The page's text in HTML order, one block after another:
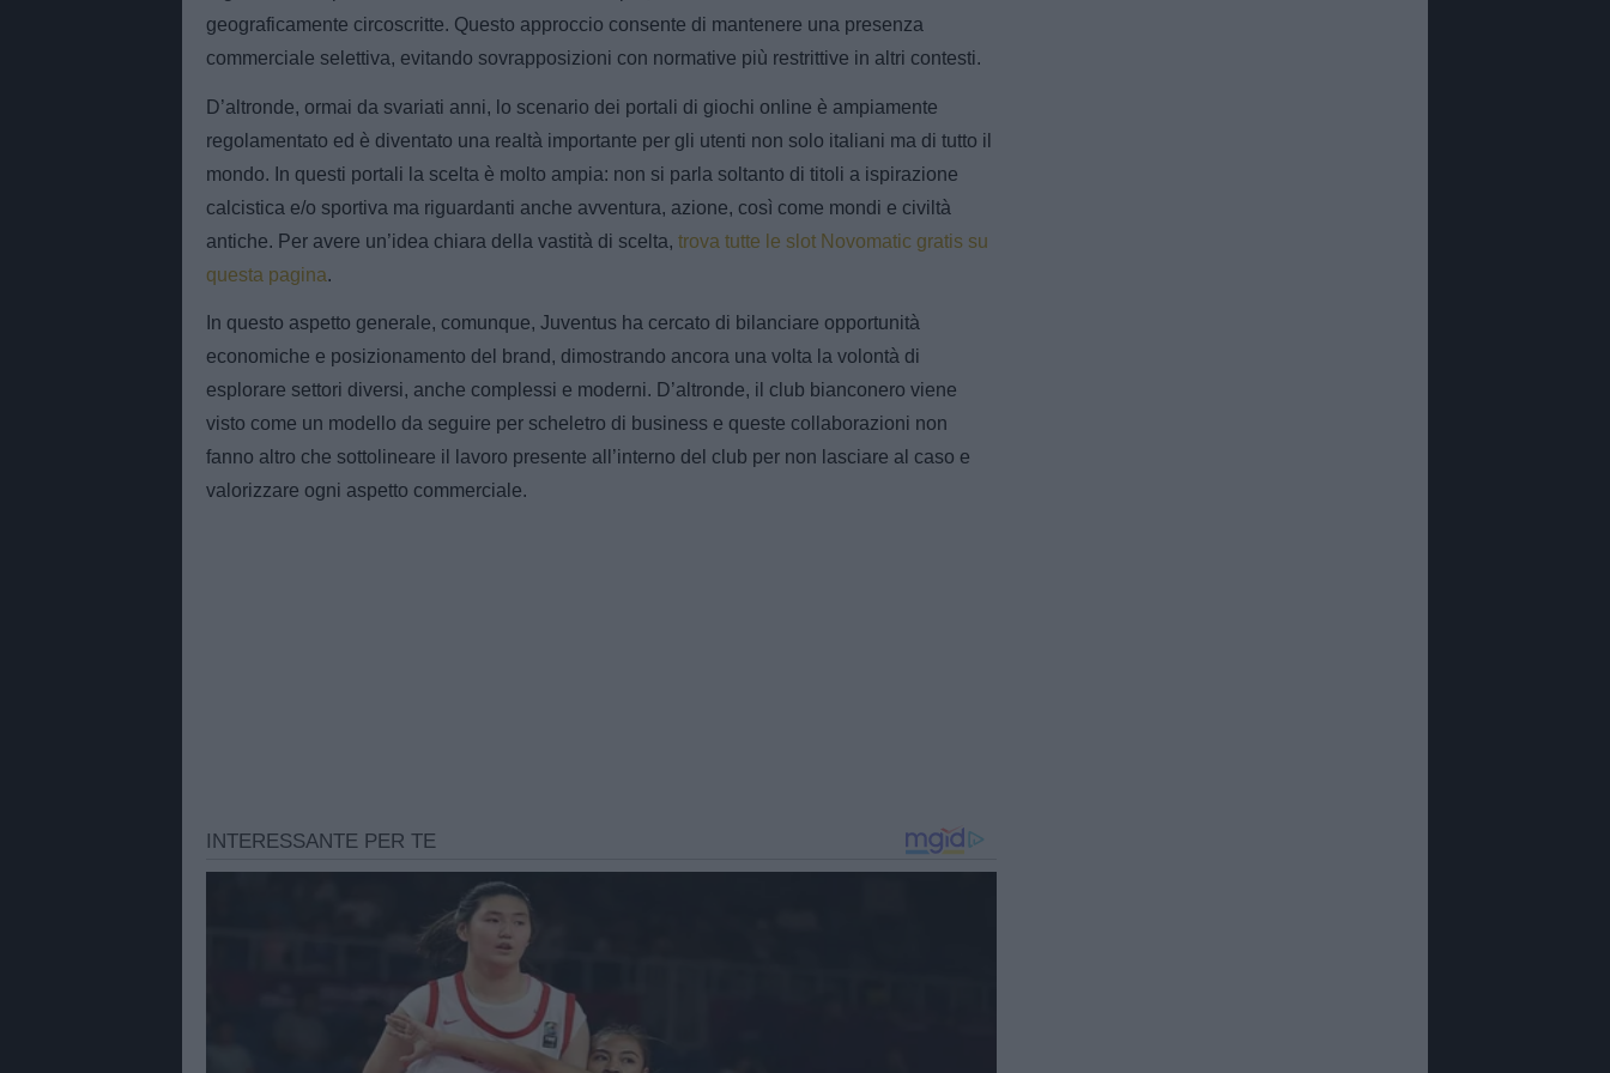
geograficamente circoscritte. Questo approccio consente di mantenere una presenza
commerciale selettiva, evitando sovrapposizioni con normative più restrittive in altri contesti.
D’altronde, ormai da svariati anni, lo scenario dei portali di giochi online è ampiamente
regolamentato ed è diventato una realtà importante per gli utenti non solo italiani ma di tutto il
mondo. In questi portali la scelta è molto ampia: non si parla soltanto di titoli a ispirazione
calcistica e/o sportiva ma riguardanti anche avventura, azione, così come mondi e civiltà
antiche. Per avere un’idea chiara della vastità di scelta, trova tutte le slot Novomatic gratis su
questa pagina.
In questo aspetto generale, comunque, Juventus ha cercato di bilanciare opportunità
economiche e posizionamento del brand, dimostrando ancora una volta la volontà di
esplorare settori diversi, anche complessi e moderni. D’altronde, il club bianconero viene
visto come un modello da seguire per scheletro di business e queste collaborazioni non
fanno altro che sottolineare il lavoro presente all’interno del club per non lasciare al caso e
valorizzare ogni aspetto commerciale.